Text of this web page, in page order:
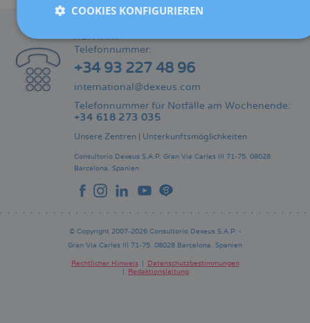
KONTAKT
Telefonnummer:
+34 93 227 48 96
international@dexeus.com
Telefonnummer für Notfälle am Wochenende:
+34 618 273 035
Unsere Zentren Unterkunftsmöglichkeiten
Consultorio Dexeus S.A.P. Gran Via Carles III 71-75. 08028
Barcelona. Spanien
© Copyright 2007-2026 Consultorio Dexeus S.A.P. -
Gran Via Carles III 71-75. 08028 Barcelona. Spanien
Rechtlicher Hinweis
Datenschutzbestimmungen
Redaktionsleitung
COOKIES KONFIGURIEREN